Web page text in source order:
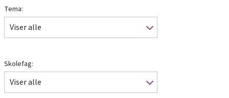
Tema:
Viser alle
Skolefag:
Viser alle